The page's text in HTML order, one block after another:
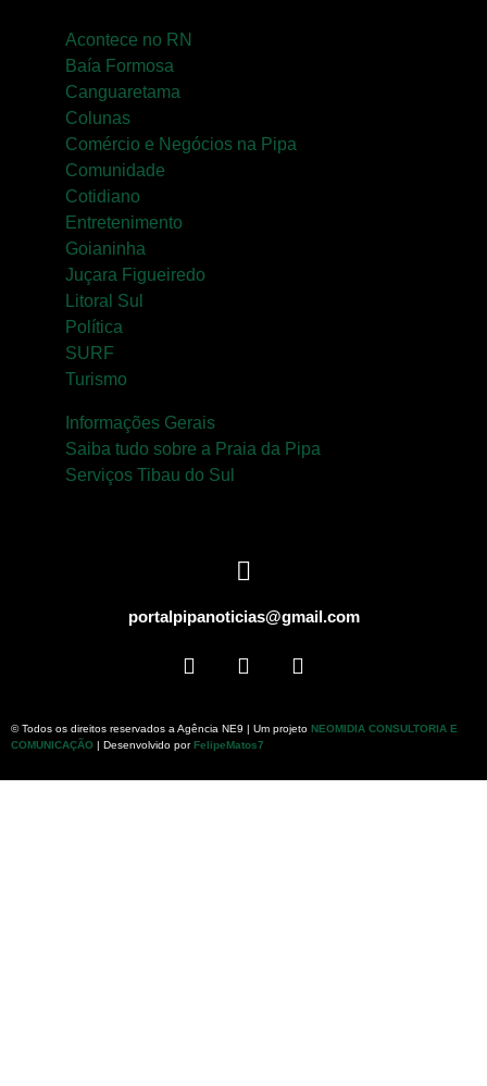
Acontece no RN
Baía Formosa
Canguaretama
Colunas
Comércio e Negócios na Pipa
Comunidade
Cotidiano
Entretenimento
Goianinha
Juçara Figueiredo
Litoral Sul
Política
SURF
Turismo
Informações Gerais
Saiba tudo sobre a Praia da Pipa
Serviços Tibau do Sul
portalpipanoticias@gmail.com
© Todos os direitos reservados a Agência NE9 | Um projeto NEOMIDIA CONSULTORIA E
COMUNICAÇÃO | Desenvolvido porFelipeMatos7